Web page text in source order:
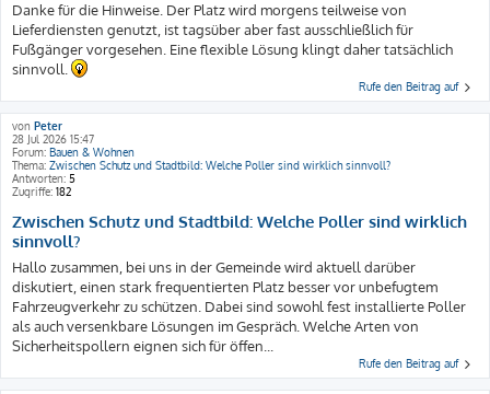
Danke für die Hinweise. Der Platz wird morgens teilweise von
Lieferdiensten genutzt, ist tagsüber aber fast ausschließlich für
Fußgänger vorgesehen. Eine flexible Lösung klingt daher tatsächlich
sinnvoll.
Rufe den Beitrag auf
von Peter
28 Jul 2026 15:47
Forum: Bauen & Wohnen
Thema: Zwischen Schutz und Stadtbild: Welche Poller sind wirklich sinnvoll?
Antworten: 5
Zugriffe: 182
Zwischen Schutz und Stadtbild: Welche Poller sind wirklich
sinnvoll?
Hallo zusammen, bei uns in der Gemeinde wird aktuell darüber
diskutiert, einen stark frequentierten Platz besser vor unbefugtem
Fahrzeugverkehr zu schützen. Dabei sind sowohl fest installierte Poller
als auch versenkbare Lösungen im Gespräch. Welche Arten von
Sicherheitspollern eignen sich für öffen...
Rufe den Beitrag auf